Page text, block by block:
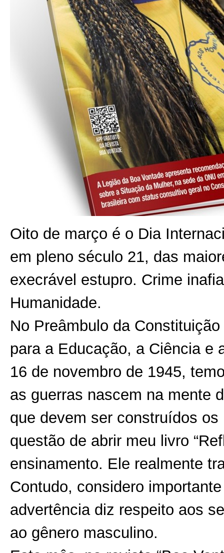
Oito de março é o Dia
em pleno século 21, das
execrável estupro. Crime
Humanidade.
No Preâmbulo da
para a Educação, a Ciência e
16 de novembro de 1945,
as guerras nascem na mente
que devem ser construídos
questão de abrir meu livro
ensinamento. Ele realmente
Contudo, considero
advertência diz respeito aos
ao gênero masculino.